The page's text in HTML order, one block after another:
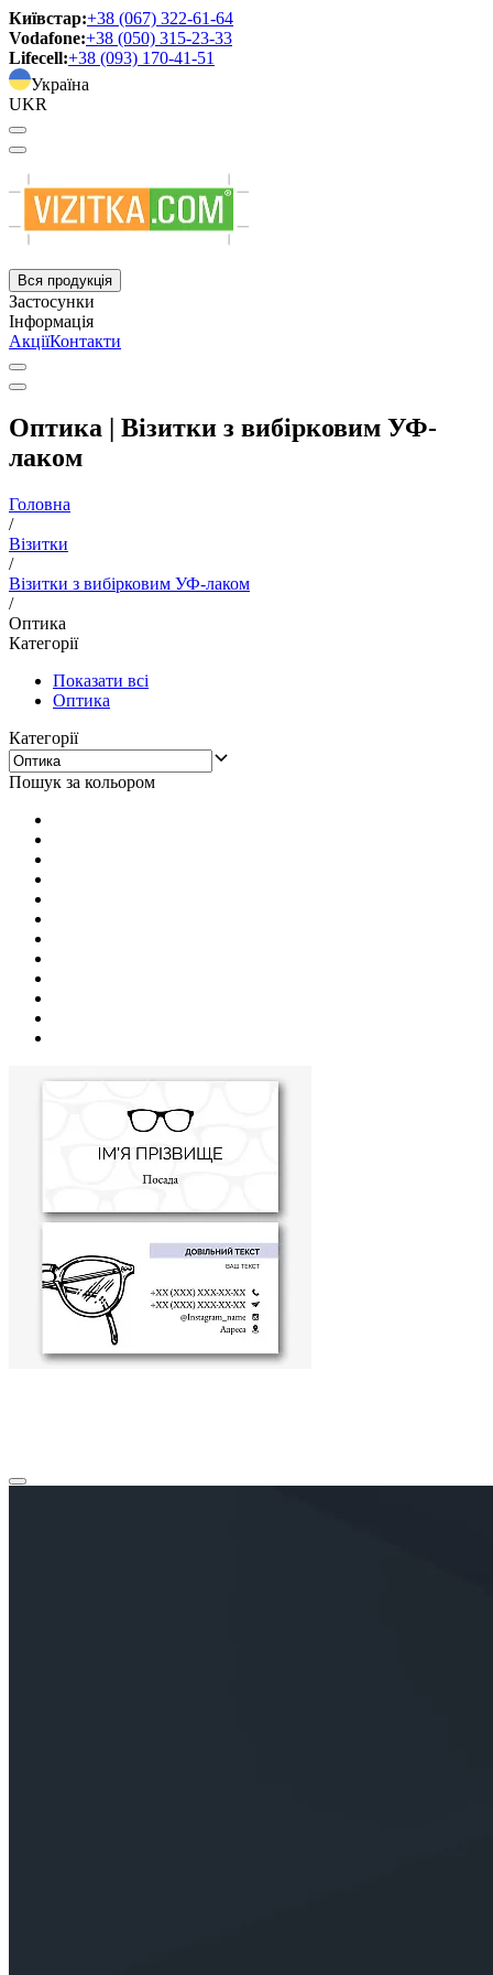
Київстар:+38 (067) 322-61-64
Vodafone:+38 (050) 315-23-33
Lifecell:+38 (093) 170-41-51
Україна
UKR
Вся продукція
Застосунки
Інформація
АкціїКонтакти
Оптика | Візитки з вибірковим УФ-
лаком
Головна
/
Візитки
/
Візитки з вибірковим УФ-лаком
/
Оптика
Категорії
Показати всі
Оптика
Категорії
Пошук за кольором